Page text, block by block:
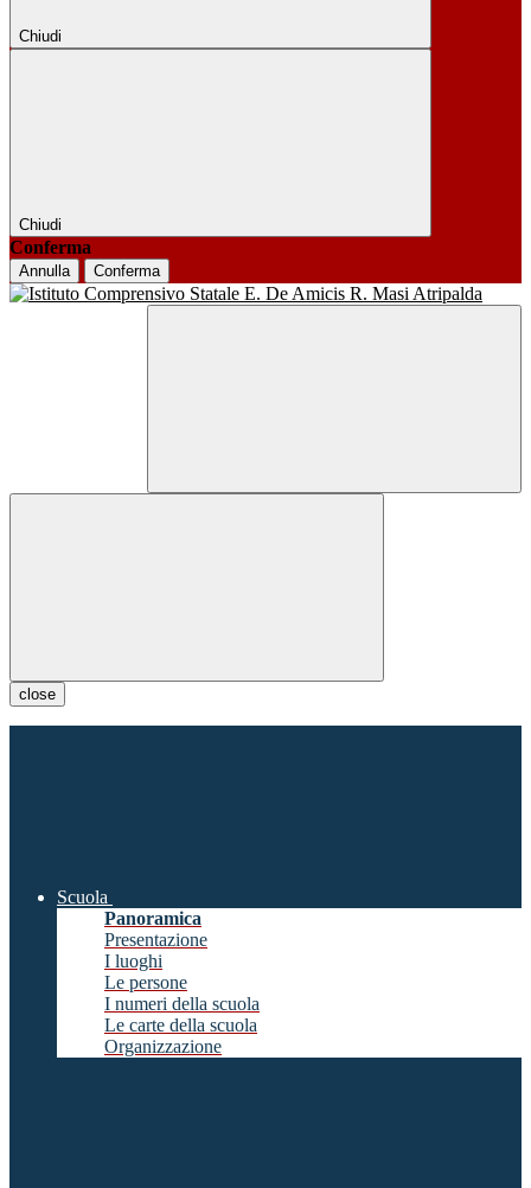
Chiudi
Chiudi
Conferma
Annulla Conferma
close
Scuola
Panoramica
Presentazione
I luoghi
Le persone
I numeri della scuola
Le carte della scuola
Organizzazione